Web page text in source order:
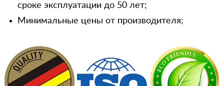
сроке эксплуатации до 50 лет;
Минимальные цены от производителя;